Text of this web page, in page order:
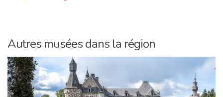
Autres musées dans la région